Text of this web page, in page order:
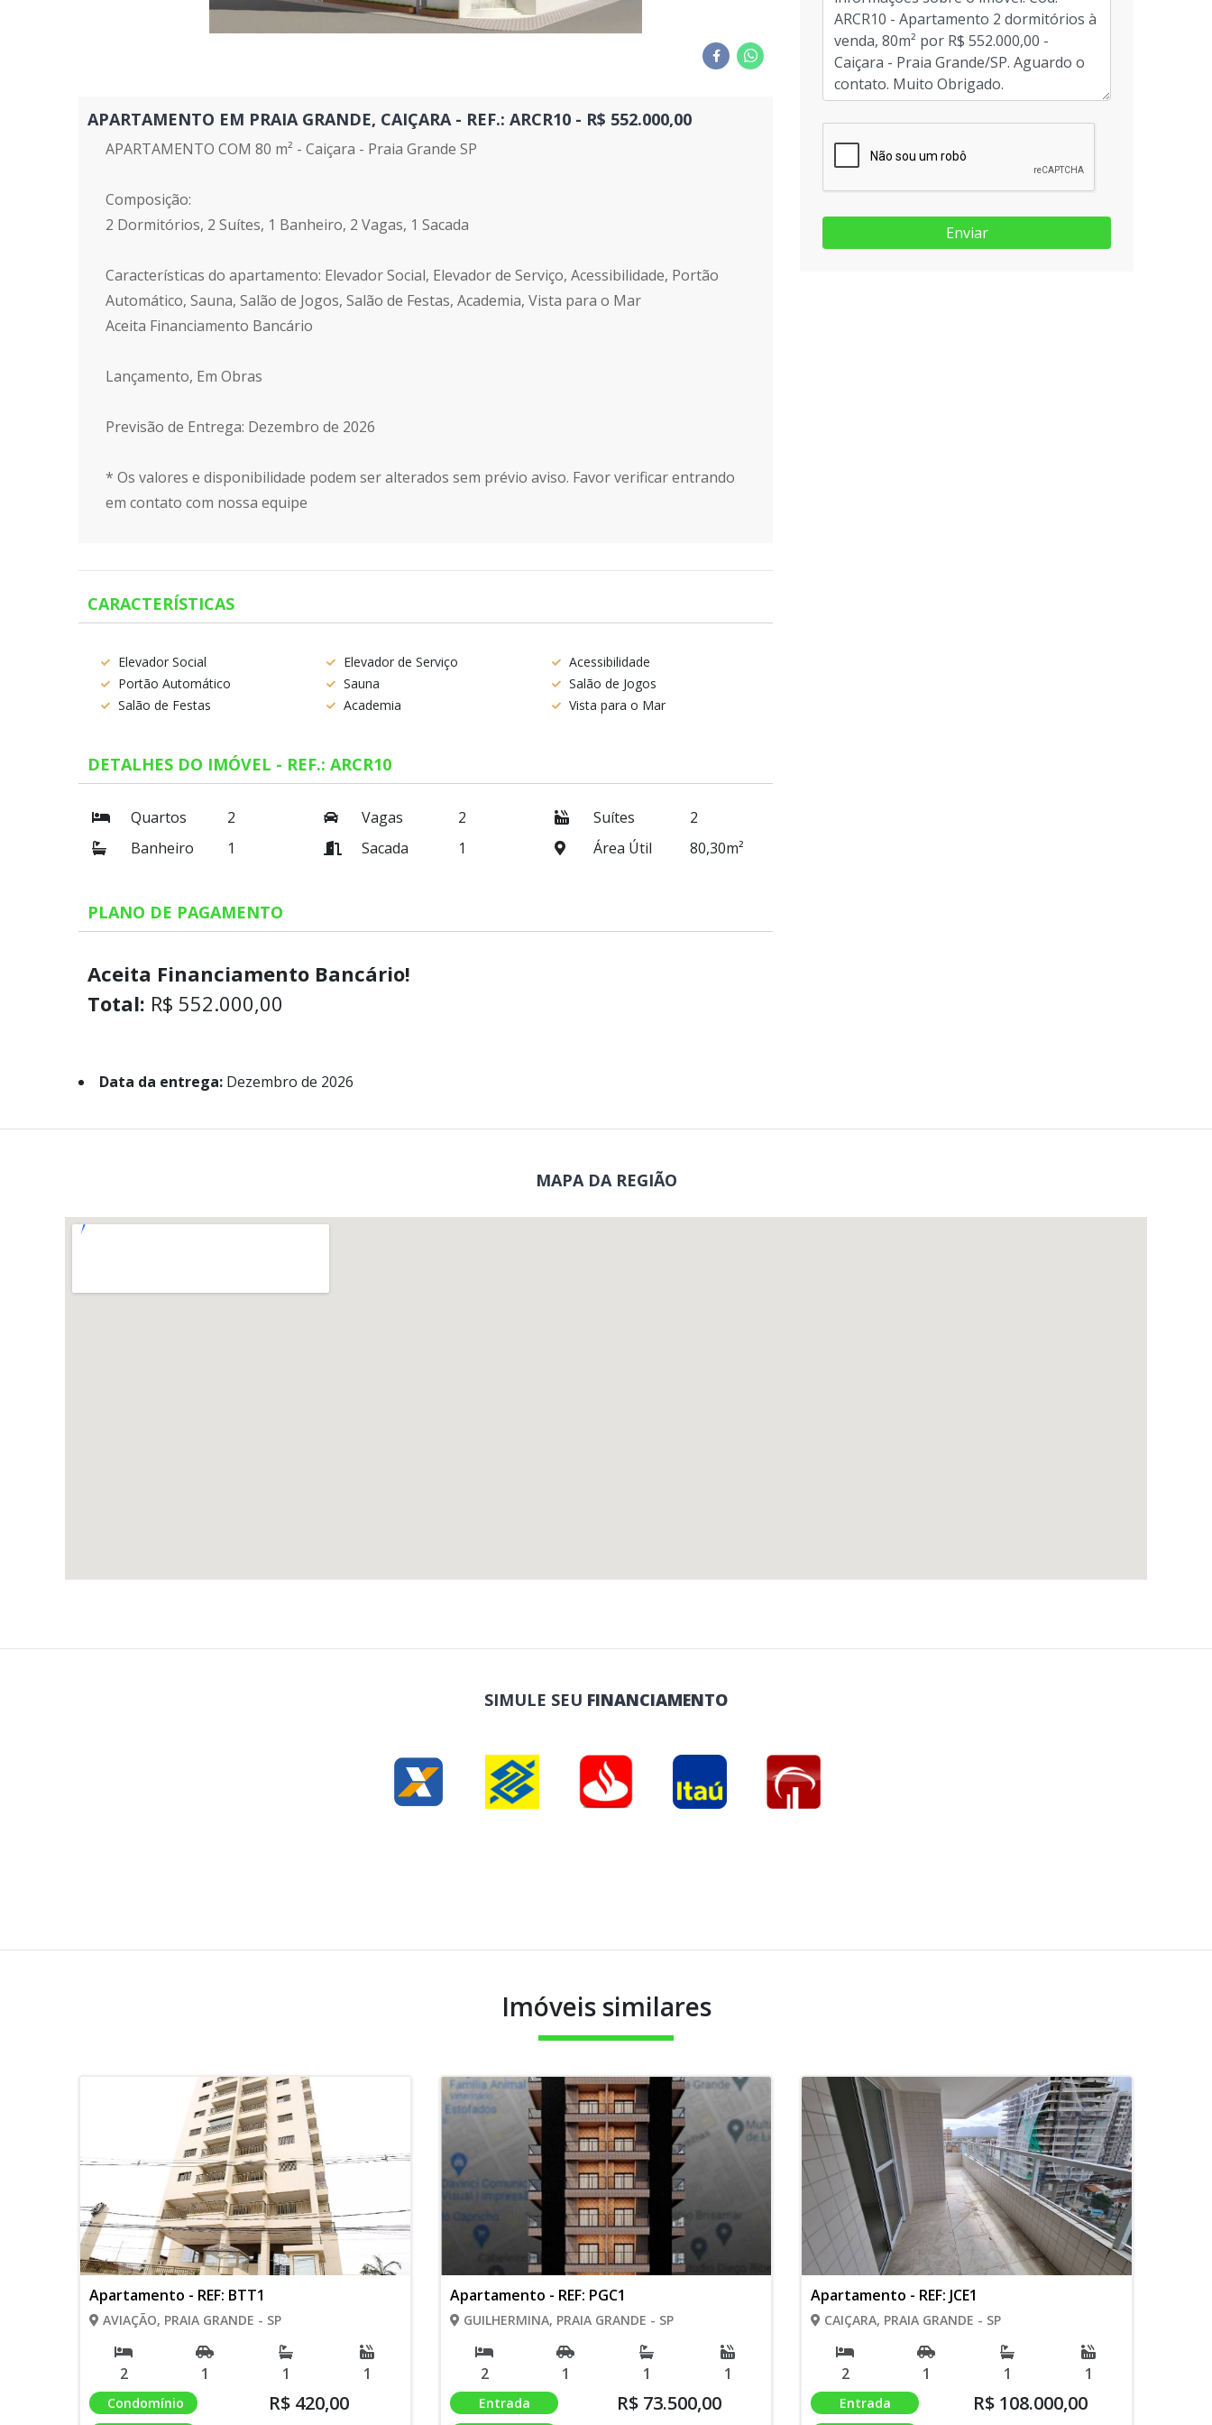
APARTAMENTO EM PRAIA GRANDE, CAIÇARA - REF.: ARCR10 - R$ 552.000,00
APARTAMENTO COM 80 m² - Caiçara - Praia Grande SP
Composição:
2 Dormitórios, 2 Suítes, 1 Banheiro, 2 Vagas, 1 Sacada
Características do apartamento: Elevador Social, Elevador de Serviço, Acessibilidade, Portão
Automático, Sauna, Salão de Jogos, Salão de Festas, Academia, Vista para o Mar
Aceita Financiamento Bancário
Lançamento, Em Obras
Previsão de Entrega: Dezembro de 2026
* Os valores e disponibilidade podem ser alterados sem prévio aviso. Favor verificar entrando
em contato com nossa equipe
CARACTERÍSTICAS
Elevador Social Elevador de Serviço
Acessibilidade
Portão Automático
Sauna
Salão de Jogos
Salão de Festas
Academia Vista para o Mar
DETALHES DO IMÓVEL - REF.: ARCR10
Quartos 2 Vagas 2 Suítes
2
Banheiro
1 Sacada 1 Área Útil 80,30m²
PLANO DE PAGAMENTO
Aceita Financiamento Bancário!
Total: R$ 552.000,00
Data da entrega: Dezembro de 2026
Enviar
MAPA DA REGIÃO
SIMULE SEU FINANCIAMENTO
Imóveis similares
Apartamento - REF: BTT1
AVIAÇÃO, PRAIA GRANDE - SP
2 1 1 1
Condomínio
R$ 420,00
Apartamento - REF: PGC1
GUILHERMINA, PRAIA GRANDE - SP
2 1 1 1
Entrada
R$ 73.500,00
Apartamento - REF: JCE1
CAIÇARA, PRAIA GRANDE - SP
2 1 1 1
Entrada
R$ 108.000,00